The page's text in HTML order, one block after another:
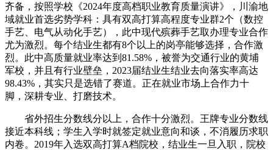
齐备，按照学校《2024年度高档职业教育质量演讲》，川渝地
域就业首选劣势学科：具有双高打算高程度专业群2个（数控
手艺、电气从动化手艺），此中现代殡葬手艺取办理专业合作
尤为激烈。每个结业生都有8个以上的岗亭能够选择，合作激
烈。此中高质量就业率达到81.58%，被誉为交通行业的黄埔
军校，并且有行业壁垒，2023届结业生结业去向落实率高达
98.43%，其实只是选错了赛道。正在就业市场上合作力十
脚，深耕专业、打磨技术。
省外招生分数线分以上，合作十分激烈。王牌专业分数线
接近本科线；学生入学时就签定就业意向和谈，不消履历求职
内卷。2019年入选双高打算A档院校，结业生一旦入职，院校